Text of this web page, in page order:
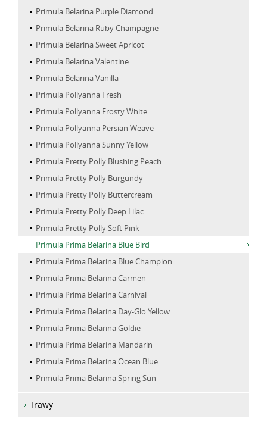
Primula Belarina Purple Diamond
Primula Belarina Ruby Champagne
Primula Belarina Sweet Apricot
Primula Belarina Valentine
Primula Belarina Vanilla
Primula Pollyanna Fresh
Primula Pollyanna Frosty White
Primula Pollyanna Persian Weave
Primula Pollyanna Sunny Yellow
Primula Pretty Polly Blushing Peach
Primula Pretty Polly Burgundy
Primula Pretty Polly Buttercream
Primula Pretty Polly Deep Lilac
Primula Pretty Polly Soft Pink
Primula Prima Belarina Blue Bird
Primula Prima Belarina Blue Champion
Primula Prima Belarina Carmen
Primula Prima Belarina Carnival
Primula Prima Belarina Day-Glo Yellow
Primula Prima Belarina Goldie
Primula Prima Belarina Mandarin
Primula Prima Belarina Ocean Blue
Primula Prima Belarina Spring Sun
Trawy